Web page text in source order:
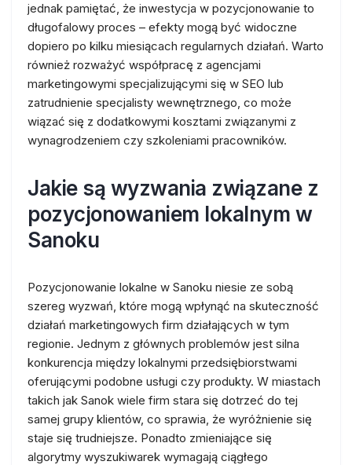
jednak pamiętać, że inwestycja w pozycjonowanie to
długofalowy proces – efekty mogą być widoczne
dopiero po kilku miesiącach regularnych działań. Warto
również rozważyć współpracę z agencjami
marketingowymi specjalizującymi się w SEO lub
zatrudnienie specjalisty wewnętrznego, co może
wiązać się z dodatkowymi kosztami związanymi z
wynagrodzeniem czy szkoleniami pracowników.
Jakie są wyzwania związane z
pozycjonowaniem lokalnym w
Sanoku
Pozycjonowanie lokalne w Sanoku niesie ze sobą
szereg wyzwań, które mogą wpłynąć na skuteczność
działań marketingowych firm działających w tym
regionie. Jednym z głównych problemów jest silna
konkurencja między lokalnymi przedsiębiorstwami
oferującymi podobne usługi czy produkty. W miastach
takich jak Sanok wiele firm stara się dotrzeć do tej
samej grupy klientów, co sprawia, że wyróżnienie się
staje się trudniejsze. Ponadto zmieniające się
algorytmy wyszukiwarek wymagają ciągłego